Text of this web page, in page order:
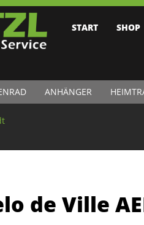
START SHOP
ANHÄNGER
de Ville